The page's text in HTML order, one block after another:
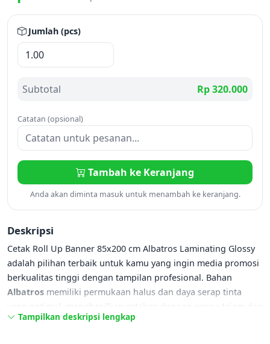
Jumlah (pcs)
Subtotal Rp 320.000
Catatan (opsional)
Tambah ke Keranjang
Anda akan diminta masuk untuk menambah ke keranjang.
Deskripsi
Cetak Roll Up Banner 85x200 cm Albatros Laminating Glossy
adalah pilihan terbaik untuk kamu yang ingin media promosi
berkualitas tinggi dengan tampilan profesional. Bahan
Albatros memiliki permukaan halus dan daya serap tinta
yang optimal, menghasilkan cetakan dengan warna tajam dan
detail yang jelas. Ditambah dengan
Tampilkan deskripsi lengkap